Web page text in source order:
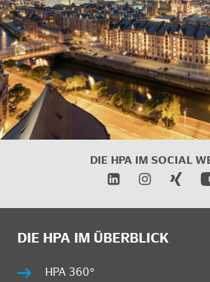
DIE HPA IM SOCIAL
DIE HPA IM ÜBERBLICK
HPA 360°